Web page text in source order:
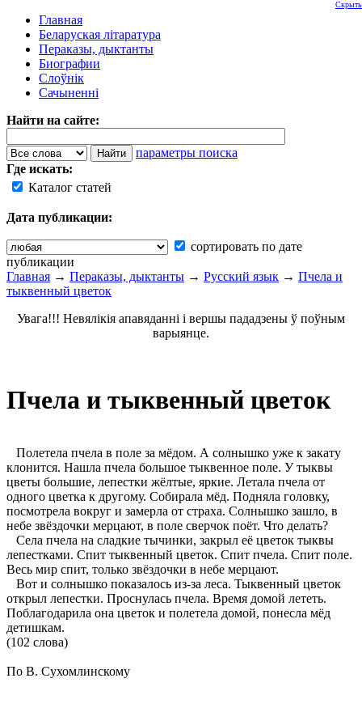
Главная
Беларуская літаратура
Пераказы, дыктанты
Биографии
Слоўнік
Сачыненні
Найти на сайте:
параметры поиска
Где искать:
Каталог статей
Дата публикации:
сортировать по дате
публикации
Скрыть
Главная → Пераказы, дыктанты → Русский язык → Пчела и
тыквенный цветок
Увага!!! Невялікія апавяданні і вершы пададзены ў поўным
варыянце.
Пчела и тыквенный цветок
Полетела пчела в поле за мёдом. А солнышко уже к закату
клонится. Нашла пчела большое тыквенное поле. У тыквы
цветы большие, лепестки жёлтые, яркие. Летала пчела от
одного цветка к другому. Собирала мёд. Подняла головку,
посмотрела вокруг и замерла от страха. Солнышко зашло, в
небе звёздочки мерцают, в поле сверчок поёт. Что делать?
Села пчела на сладкие тычинки, закрыл её цветок тыквы
лепестками. Спит тыквенный цветок. Спит пчела. Спит поле.
Весь мир спит, только звёздочки в небе мерцают.
Вот и солнышко показалось из-за леса. Тыквенный цветок
открыл лепестки. Проснулась пчела. Время домой лететь.
Поблагодарила она цветок и полетела домой, понесла мёд
детишкам.
(102 слова)
По В. Сухомлинскому